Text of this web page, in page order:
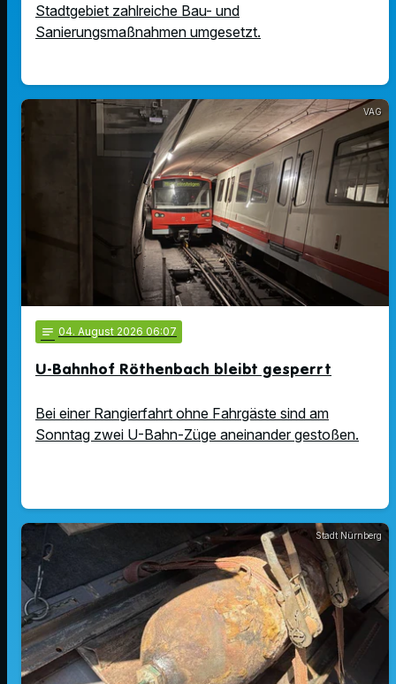
Stadtgebiet zahlreiche Bau- und
Sanierungsmaßnahmen umgesetzt.
VAG
notes 04. August 2026 06:07
U-Bahnhof Röthenbach bleibt gesperrt
Bei einer Rangierfahrt ohne Fahrgäste sind am
Sonntag zwei U-Bahn-Züge aneinander gestoßen.
Stadt Nürnberg